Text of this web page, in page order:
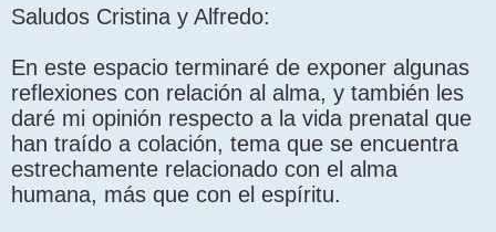
Saludos Cristina y Alfredo:
En este espacio terminaré de exponer algunas
reflexiones con relación al alma, y también les
daré mi opinión respecto a la vida prenatal que
han traído a colación, tema que se encuentra
estrechamente relacionado con el alma
humana, más que con el espíritu.